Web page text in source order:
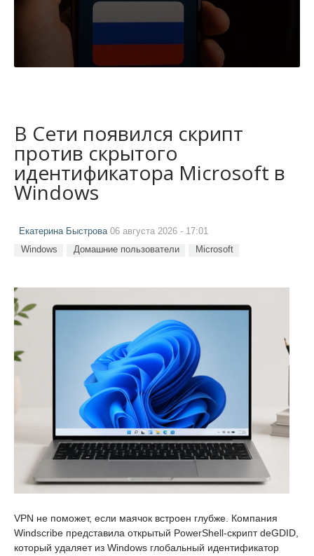
В Сети появился скрипт
против скрытого
идентификатора Microsoft в
Windows
Екатерина Быстрова 06 августа 2026 - 17:01
Windows Домашние пользователи Microsoft
VPN не поможет, если маячок встроен глубже. Компания
Windscribe представила открытый PowerShell-скрипт deGDID,
который удаляет из Windows глобальный идентификатор